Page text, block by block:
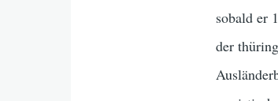
sobald er
der